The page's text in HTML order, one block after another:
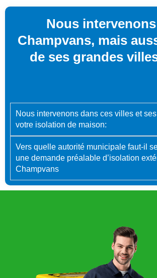
Nous
Champvans, mais
de ses grandes
Nous intervenons dans ces villes et
votre isolation de maison:
Vers quelle autorité municipale faut-il
une demande préalable d’isolation
Champvans